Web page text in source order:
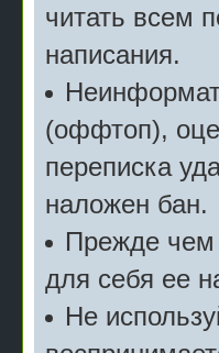
читать всем
написания.
(оффтоп),
переписка
наложен бан.
Прежде чем
для себя ее
Не